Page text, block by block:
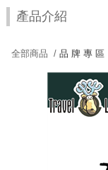
產品介紹
全部商品 /品 牌 專 區